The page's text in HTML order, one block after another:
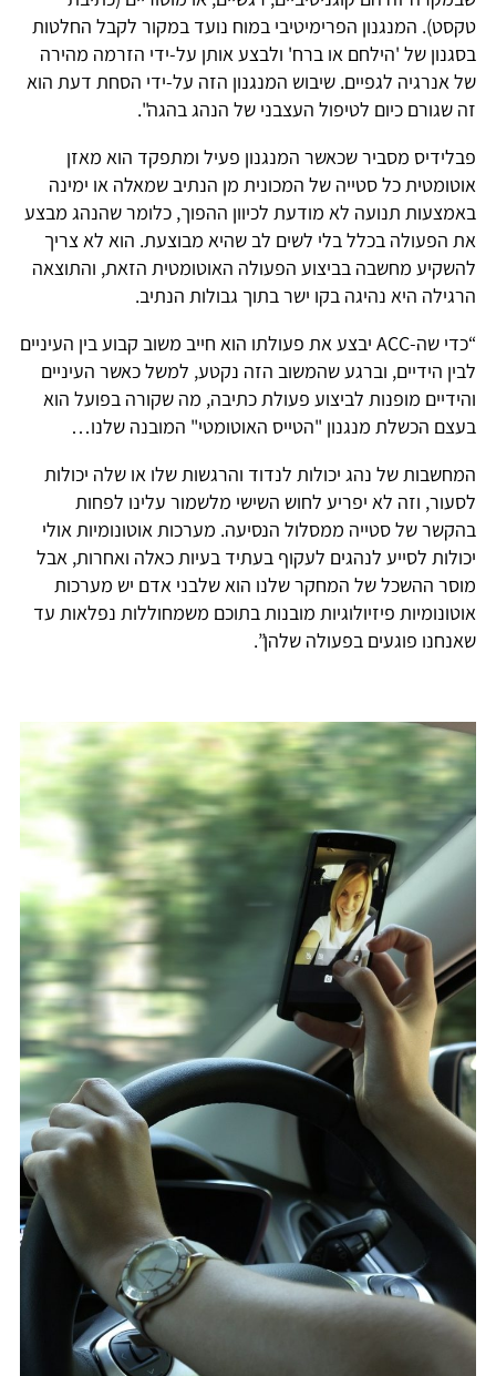
טקסט). המנגנון הפרימיטיבי במוח נועד במקור לקבל החלטות
בסגנון של 'הילחם או ברח' ולבצע אותן על-ידי הזרמה מהירה
של אנרגיה לגפיים. שיבוש המנגנון הזה על-ידי הסחת דעת הוא
זה שגורם כיום לטיפול העצבני של הנהג בהגה".
פבלידיס מסביר שכאשר המנגנון פעיל ומתפקד הוא מאזן
אוטומטית כל סטייה של המכונית מן הנתיב שמאלה או ימינה
באמצעות תנועה לא מודעת לכיוון ההפוך, כלומר שהנהג מבצע
את הפעולה בכלל בלי לשים לב שהיא מבוצעת. הוא לא צריך
להשקיע מחשבה בביצוע הפעולה האוטומטית הזאת, והתוצאה
הרגילה היא נהיגה בקו ישר בתוך גבולות הנתיב.
“כדי שה-ACC יבצע את פעולתו הוא חייב משוב קבוע בין העיניים
לבין הידיים, וברגע שהמשוב הזה נקטע, למשל כאשר העיניים
והידיים מופנות לביצוע פעולת כתיבה, מה שקורה בפועל הוא
בעצם הכשלת מנגנון "הטייס האוטומטי" המובנה שלנו…
המחשבות של נהג יכולות לנדוד והרגשות שלו או שלה יכולות
לסעור, וזה לא יפריע לחוש השישי מלשמור עלינו לפחות
בהקשר של סטייה ממסלול הנסיעה. מערכות אוטונומיות אולי
יכולות לסייע לנהגים לעקוף בעתיד בעיות כאלה ואחרות, אבל
מוסר ההשכל של המחקר שלנו הוא שלבני אדם יש מערכות
אוטונומיות פיזיולוגיות מובנות בתוכם משמחוללות נפלאות עד
שאנחנו פוגעים בפעולה שלהן”.